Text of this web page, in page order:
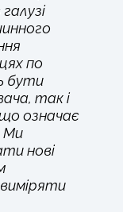
по
бути
так і
означає
Ми
нові